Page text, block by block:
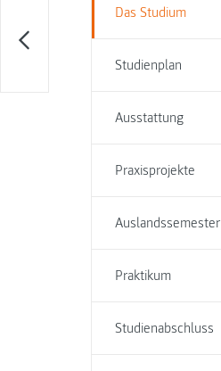
Das Studium
Studienplan
Ausstattung
Praxisprojekte
Auslandssemester
Praktikum
Studienabschluss